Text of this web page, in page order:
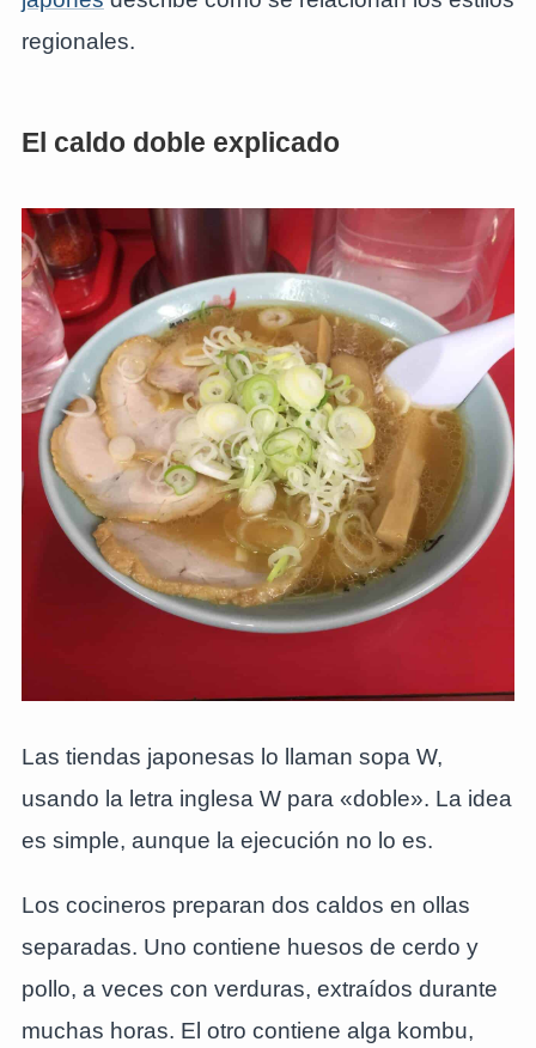
regionales.
El caldo doble explicado
Las tiendas japonesas lo llaman sopa W,
usando la letra inglesa W para «doble». La idea
es simple, aunque la ejecución no lo es.
Los cocineros preparan dos caldos en ollas
separadas. Uno contiene huesos de cerdo y
pollo, a veces con verduras, extraídos durante
muchas horas. El otro contiene alga kombu,